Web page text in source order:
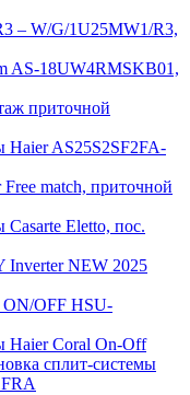
– W/G/1U25MW1/R3,
AS-18UW4RMSKB01,
приточной
Haier AS25S2SF2FA-
match, приточной
Eletto, пос.
Inverter NEW 2025
ON/OFF HSU-
Haier Coral On-Off
сплит-системы